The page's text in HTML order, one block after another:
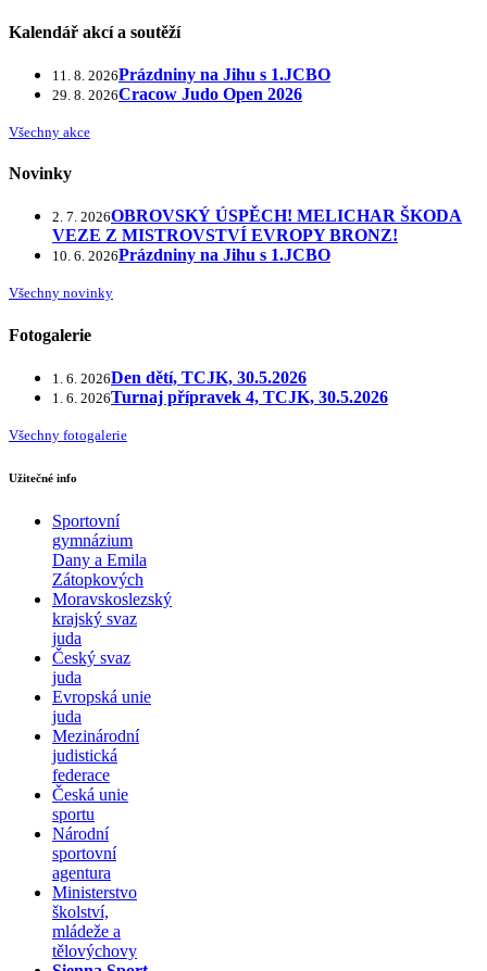
Kalendář akcí a soutěží
11. 8. 2026Prázdniny na Jihu s 1.JCBO
29. 8. 2026Cracow Judo Open 2026
Všechny akce
Novinky
2. 7. 2026OBROVSKÝ ÚSPĚCH! MELICHAR ŠKODA
VEZE Z MISTROVSTVÍ EVROPY BRONZ!
10. 6. 2026Prázdniny na Jihu s 1.JCBO
Všechny novinky
Fotogalerie
1. 6. 2026Den dětí, TCJK, 30.5.2026
1. 6. 2026Turnaj přípravek 4, TCJK, 30.5.2026
Všechny fotogalerie
Užitečné info
Sportovní
gymnázium
Dany a Emila
Zátopkových
Moravskoslezský
krajský svaz
juda
Český svaz
juda
Evropská unie
juda
Mezinárodní
judistická
federace
Česká unie
sportu
Národní
sportovní
agentura
Ministerstvo
školství,
mládeže a
tělovýchovy